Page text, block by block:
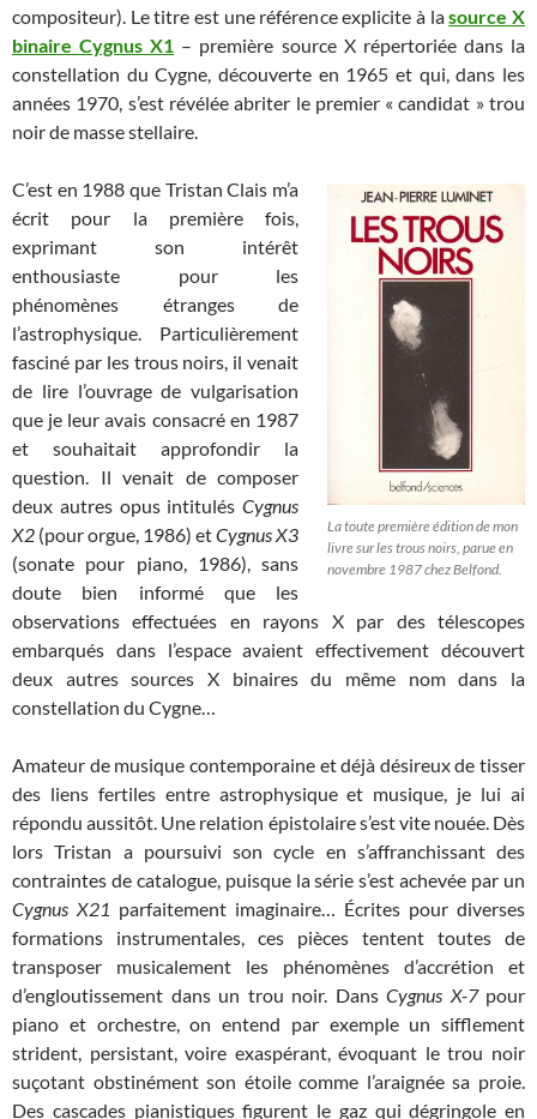
compositeur). Le titre est une référence explicite à lasource X
binaire Cygnus X1 – première source X répertoriée dans la
constellation du Cygne, découverte en 1965 et qui, dans les
années 1970, s’est révélée abriter le premier « candidat » trou
noir de masse stellaire.
La toute première édition de mon
livre sur les trous noirs, parue en
novembre 1987 chez Belfond.
C’est en 1988 que Tristan Clais m’a
écrit pour la première fois,
exprimant son intérêt
enthousiaste pour les
phénomènes étranges de
l’astrophysique. Particulièrement
fasciné par les trous noirs, il venait
de lire l’ouvrage de vulgarisation
que je leur avais consacré en 1987
et souhaitait approfondir la
question. Il venait de composer
deux autres opus intitulés Cygnus
X2 (pour orgue, 1986) etCygnus X3
(sonate pour piano, 1986), sans
doute bien informé que les
observations effectuées en rayons X par des télescopes
embarqués dans l’espace avaient effectivement découvert
deux autres sources X binaires du même nom dans la
constellation du Cygne…
Amateur de musique contemporaine et déjà désireux de tisser
des liens fertiles entre astrophysique et musique, je lui ai
répondu aussitôt. Une relation épistolaire s’est vite nouée. Dès
lors Tristan a poursuivi son cycle en s’affranchissant des
contraintes de catalogue, puisque la série s’est achevée par un
Cygnus X21 parfaitement imaginaire… Écrites pour diverses
formations instrumentales, ces pièces tentent toutes de
transposer musicalement les phénomènes d’accrétion et
d’engloutissement dans un trou noir. Dans Cygnus X-7pour
piano et orchestre, on entend par exemple un sifflement
strident, persistant, voire exaspérant, évoquant le trou noir
suçotant obstinément son étoile comme l’araignée sa proie.
Des cascades pianistiques figurent le gaz qui dégringole en